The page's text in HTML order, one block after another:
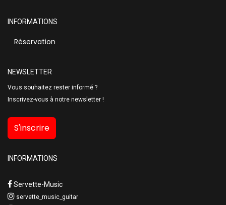
INFORMATIONS
Réservation
NEWSLETTER
Vous souhaitez rester informé ?
Inscrivez-vous à notre newsletter !
S'inscrire
INFORMATIONS
Servette-Music
servette_music_guitar